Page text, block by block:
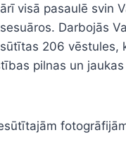
visā pasaulē svin
Darbojās
206
pilnas un